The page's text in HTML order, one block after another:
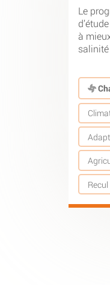
Le
à